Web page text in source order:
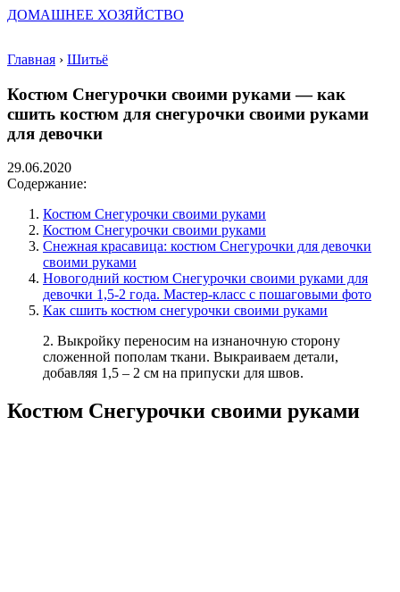
ДОМАШНЕЕ ХОЗЯЙСТВО
Главная › Шитьё
Костюм Снегурочки своими руками — как
сшить костюм для снегурочки своими руками
для девочки
29.06.2020
Содержание:
Костюм Снегурочки своими руками
Костюм Снегурочки своими руками
Снежная красавица: костюм Снегурочки для девочки
своими руками
Новогодний костюм Снегурочки своими руками для
девочки 1,5-2 года. Мастер-класс с пошаговыми фото
Как сшить костюм снегурочки своими руками
2. Выкройку переносим на изнаночную сторону
сложенной пополам ткани. Выкраиваем детали,
добавляя 1,5 – 2 см на припуски для швов.
Костюм Снегурочки своими руками